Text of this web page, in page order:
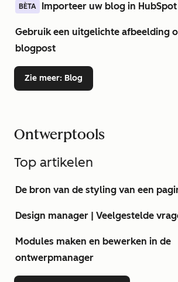
BÈTA Importeer uw blog in HubSpot
Gebruik een uitgelichte afbeelding
blogpost
Zie meer: Blog
Ontwerptools
Top artikelen
De bron van de styling van een
Design manager | Veelgestelde
Modules maken en bewerken in de
ontwerpmanager